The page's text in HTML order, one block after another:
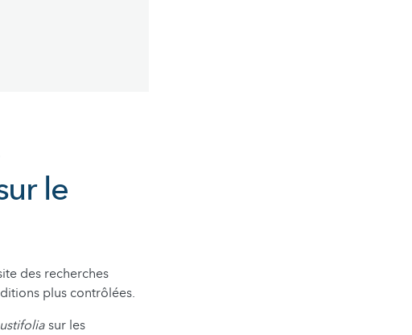
le
des recherches
plus contrôlées.
sur les